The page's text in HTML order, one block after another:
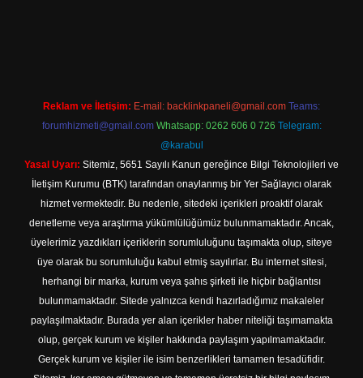
Reklam ve İletişim: E-mail: backlinkpaneli@gmail.com Teams:
forumhizmeti@gmail.com Whatsapp: 0262 606 0 726 Telegram:
@karabul
Yasal Uyarı: Sitemiz, 5651 Sayılı Kanun gereğince Bilgi Teknolojileri ve
İletişim Kurumu (BTK) tarafından onaylanmış bir Yer Sağlayıcı olarak
hizmet vermektedir. Bu nedenle, sitedeki içerikleri proaktif olarak
denetleme veya araştırma yükümlülüğümüz bulunmamaktadır. Ancak,
üyelerimiz yazdıkları içeriklerin sorumluluğunu taşımakta olup, siteye
üye olarak bu sorumluluğu kabul etmiş sayılırlar. Bu internet sitesi,
herhangi bir marka, kurum veya şahıs şirketi ile hiçbir bağlantısı
bulunmamaktadır. Sitede yalnızca kendi hazırladığımız makaleler
paylaşılmaktadır. Burada yer alan içerikler haber niteliği taşımamakta
olup, gerçek kurum ve kişiler hakkında paylaşım yapılmamaktadır.
Gerçek kurum ve kişiler ile isim benzerlikleri tamamen tesadüfidir.